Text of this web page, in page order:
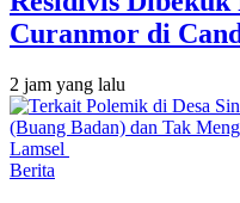
Curanmor di
2 jam yang lalu
Berita